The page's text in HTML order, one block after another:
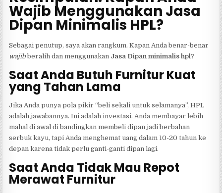
Wajib Menggunakan Jasa
Dipan Minimalis HPL?
Sebagai penutup, saya akan rangkum. Kapan Anda benar-benar
wajibberalih dan menggunakan Jasa Dipan minimalis hpl?
Saat Anda Butuh Furnitur Kuat
yang Tahan Lama
Jika Anda punya pola pikir “beli sekali untuk selamanya”, HPL
adalah jawabannya. Ini adalah investasi. Anda membayar lebih
mahal di awal di bandingkan membeli dipan jadi berbahan
serbuk kayu, tapi Anda menghemat uang dalam 10-20 tahun ke
depan karena tidak perlu ganti-ganti dipan lagi.
Saat Anda Tidak Mau Repot
Merawat Furnitur